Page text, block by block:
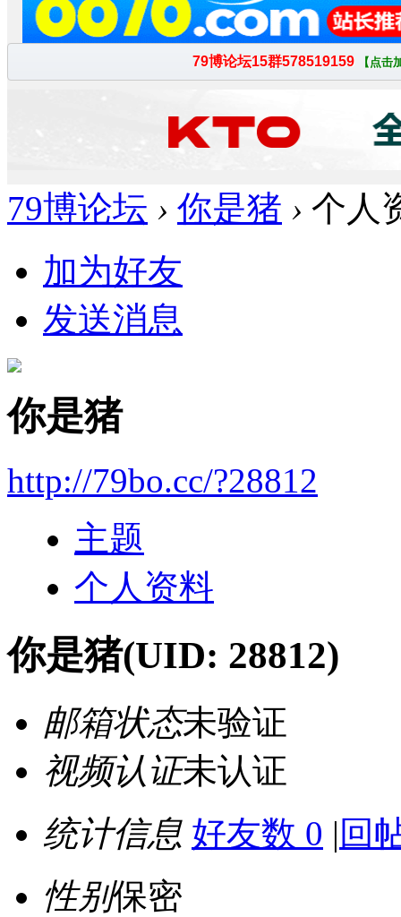
79博论坛 › 你是猪 › 个人
加为好友
发送消息
你是猪
http://79bo.cc/?28812
主题
个人资料
你是猪(UID: 28812)
邮箱状态未验证
视频认证未认证
统计信息 好友数 0 | 回
性别保密